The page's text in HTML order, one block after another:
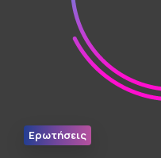
Ερωτήσεις